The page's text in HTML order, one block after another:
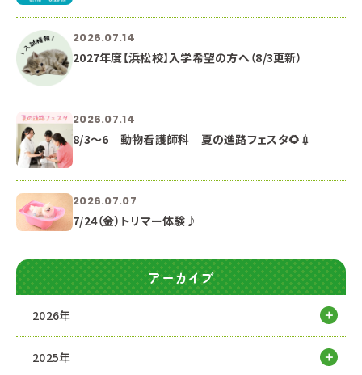
2026.07.14
2027年度【浜松校】入学希望の方へ（8/3更新）
2026.07.14
8/3～6 動物看護師科 夏の進路フェスタ🌻💉
2026.07.07
7/24（金）トリマー体験♪
アーカイブ
2026年
2025年